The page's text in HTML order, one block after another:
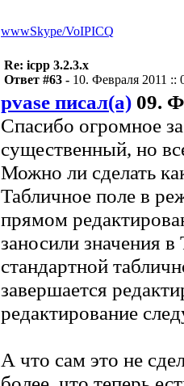
wwwSkype/VoIPICQ
Re: icpp 3.2.3.x
Ответ #63 - 10. Февраля 2011 ::
pvase писал(а) 09.
Спасибо огромное
существенный, но
Можно ли сделать
Табличное поле в
прямом
заносили значения
стандартной
завершается
редактирование
А что сам это не